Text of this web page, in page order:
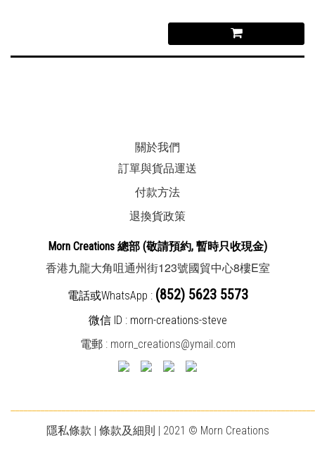
關於我們
訂單與貨品運送
付款方法
退換貨政策
Morn Creations 總部 (敬請預約, 暫時只收現金)
香港九龍大角咀通州街123號國貿中心8樓E室
電話或WhatsApp : (852) 5623 5573
微信 ID : morn-creations-steve
電郵 : morn_creations@ymail.com
隱私條款 | 條款及細則 | 2021 © Morn Creations